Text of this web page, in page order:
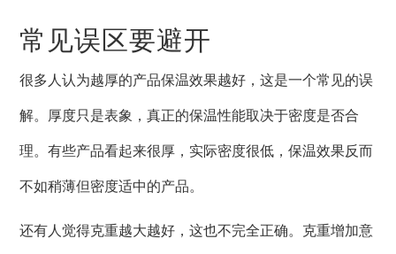
常见误区要避开
很多人认为越厚的产品保温效果越好，这是一个常见的误
解。厚度只是表象，真正的保温性能取决于密度是否合
理。有些产品看起来很厚，实际密度很低，保温效果反而
不如稍薄但密度适中的产品。
还有人觉得克重越大越好，这也不完全正确。克重增加意